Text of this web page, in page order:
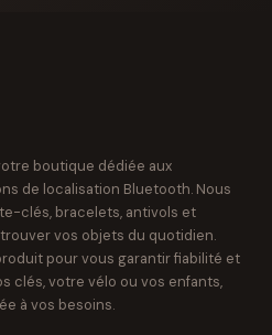
boutique dédiée aux
de localisation Bluetooth. Nous
clés, bracelets, antivols et
vos objets du quotidien.
pour vous garantir fiabilité et
clés, votre vélo ou vos enfants,
à vos besoins.